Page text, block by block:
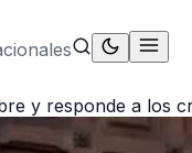
y responde a los